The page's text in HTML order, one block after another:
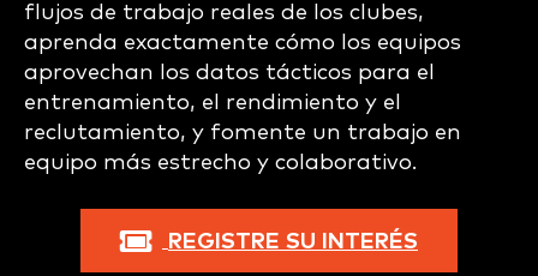
flujos de trabajo reales de los clubes,
aprenda exactamente cómo los equipos
aprovechan los datos tácticos para el
entrenamiento, el rendimiento y el
reclutamiento, y fomente un trabajo en
equipo más estrecho y colaborativo.
REGISTRE SU INTERÉS